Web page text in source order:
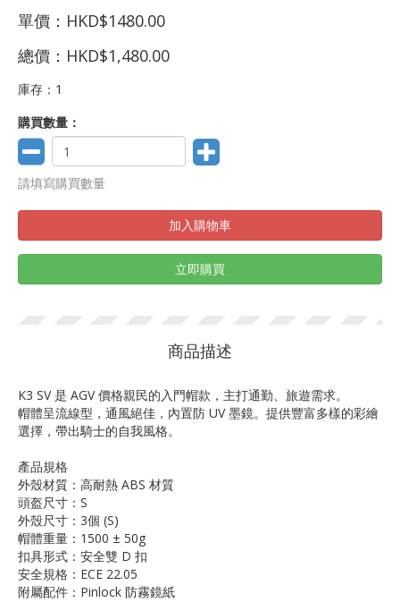
單價： HKD$1480.00
總價： HKD$1,480.00
庫存： 1
購買數量：
請填寫購買數量
加入購物車
立即購買
商品描述
K3 SV 是 AGV 價格親民的入門帽款，主打通勤、旅遊需求。
帽體呈流線型，通風絕佳，內置防 UV 墨鏡。提供豐富多樣的彩繪
選擇，帶出騎士的自我風格。
產品規格
外殼材質：高耐熱 ABS 材質
頭盔尺寸：S
外殼尺寸：3個 (S)
帽體重量：1500 ± 50g
扣具形式：安全雙 D 扣
安全規格：ECE 22.05
附屬配件：Pinlock 防霧鏡紙